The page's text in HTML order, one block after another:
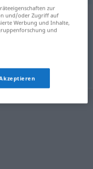
zur
und/oder Zugriff auf
Werbung und Inhalte,
und